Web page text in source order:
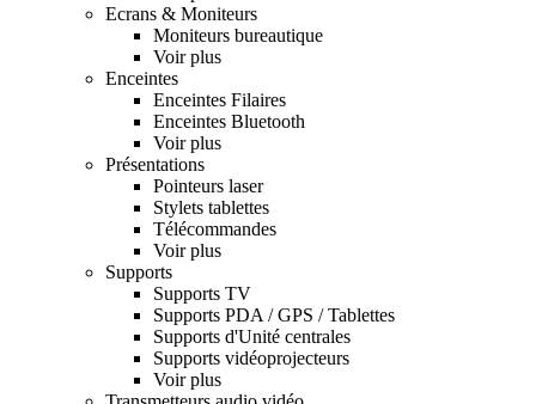
Ecrans & Moniteurs
Moniteurs bureautique
Voir plus
Enceintes
Enceintes Filaires
Enceintes Bluetooth
Voir plus
Présentations
Pointeurs laser
Stylets tablettes
Télécommandes
Voir plus
Supports
Supports TV
Supports PDA / GPS / Tablettes
Supports d'Unité centrales
Supports vidéoprojecteurs
Voir plus